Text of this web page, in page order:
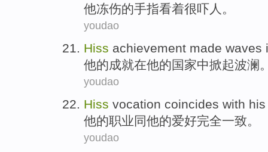
他冻伤的手指看着很吓人 。
youdao
Hiss achievement made waves
他的成就在他的国家中掀起波澜
youdao
Hiss vocation coincides with his
他的职业同他的爱好完全一致。
youdao